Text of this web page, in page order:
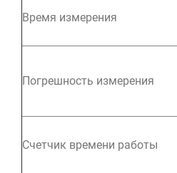
Время измерения
Погрешность измерения
Счетчик времени работы